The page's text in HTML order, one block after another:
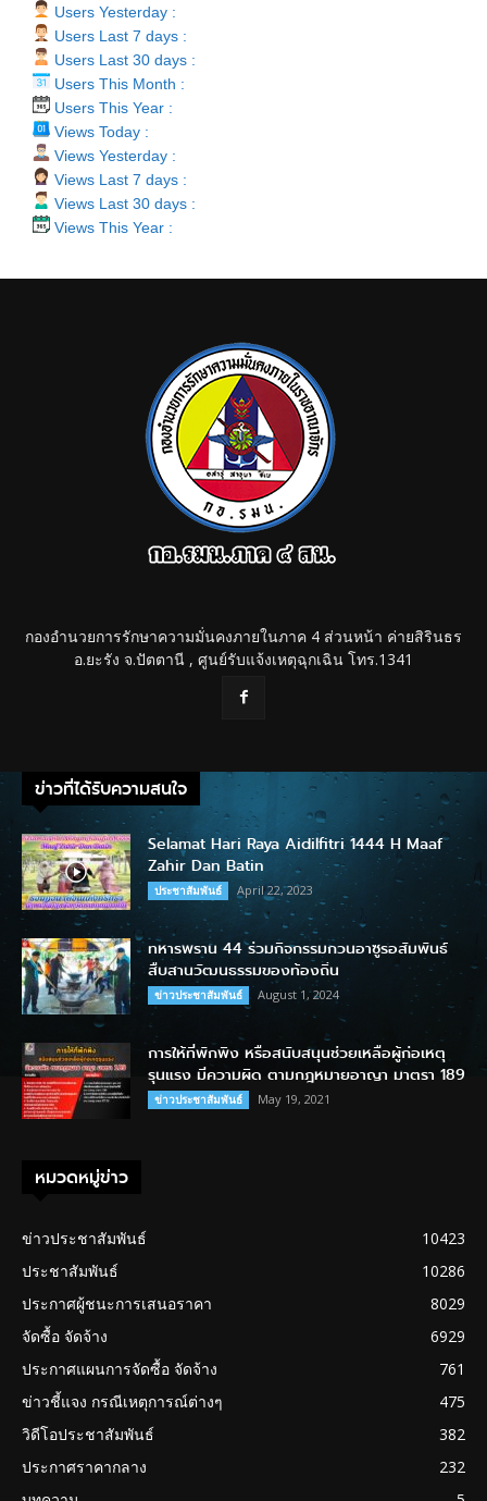
Users Yesterday :
Users Last 7 days :
Users Last 30 days :
Users This Month :
Users This Year :
Views Today :
Views Yesterday :
Views Last 7 days :
Views Last 30 days :
Views This Year :
กองอำนวยการรักษาความมั่นคงภายในภาค 4 ส่วนหน้า ค่ายสิรินธร
อ.ยะรัง จ.ปัตตานี , ศูนย์รับแจ้งเหตุฉุกเฉิน โทร.1341
ข่าวที่ได้รับความสนใจ
Selamat Hari Raya Aidilfitri 1444 H Maaf
Zahir Dan Batin
ประชาสัมพันธ์ April 22, 2023
ทหารพราน 44 ร่วมกิจกรรมกวนอาซูรอสัมพันธ์
สืบสานวัฒนธรรมของท้องถิ่น
ข่าวประชาสัมพันธ์ August 1, 2024
การให้ที่พักพิง หรือสนับสนุนช่วยเหลือผู้ก่อเหตุ
รุนแรง มีความผิด ตามกฎหมายอาญา มาตรา 189
ข่าวประชาสัมพันธ์ May 19, 2021
หมวดหมู่ข่าว
ข่าวประชาสัมพันธ์
10423
ประชาสัมพันธ์
10286
ประกาศผู้ชนะการเสนอราคา
8029
จัดซื้อ จัดจ้าง
6929
ประกาศแผนการจัดซื้อ จัดจ้าง
761
ข่าวชี้แจง กรณีเหตุการณ์ต่างๆ
475
วิดีโอประชาสัมพันธ์
382
ประกาศราคากลาง
232